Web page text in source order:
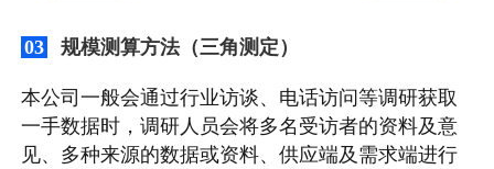
03 规模测算方法（三角测定）
本公司一般会通过行业访谈、电话访问等调研获取
一手数据时，调研人员会将多名受访者的资料及意
见、多种来源的数据或资料、供应端及需求端进行